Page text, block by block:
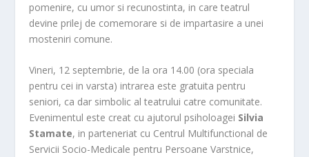
pomenire, cu umor si recunostinta, in care teatrul
devine prilej de comemorare si de impartasire a unei
mosteniri comune.
Vineri, 12 septembrie, de la ora 14.00 (ora speciala
pentru cei in varsta) intrarea este gratuita pentru
seniori, ca dar simbolic al teatrului catre comunitate.
Evenimentul este creat cu ajutorul psiholoagei Silvia
Stamate, in parteneriat cu Centrul Multifunctional de
Servicii Socio-Medicale pentru Persoane Varstnice,